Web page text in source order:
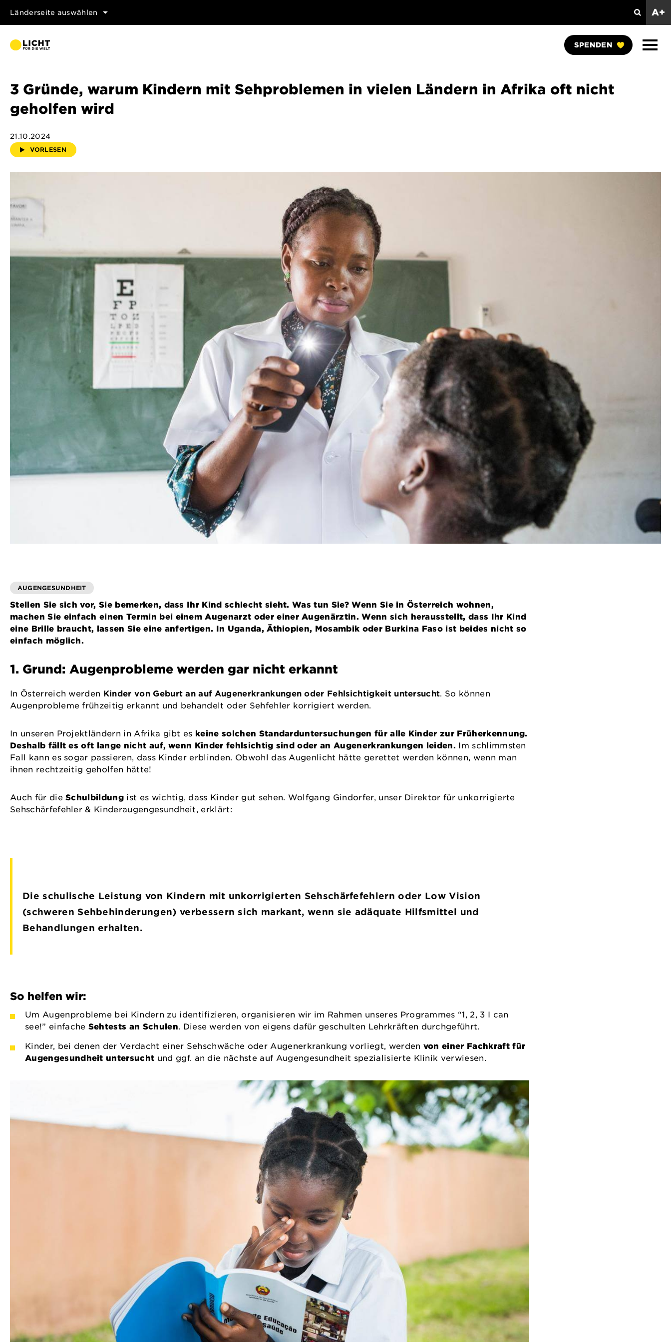
Länderseite auswählen
Suchen
A+
SPENDEN
3 Gründe, warum Kindern mit Sehproblemen in vielen Ländern in Afrika oft nicht
geholfen wird
21.10.2024
VORLESEN
AUGENGESUNDHEIT
Stellen Sie sich vor, Sie bemerken, dass Ihr Kind schlecht sieht. Was tun Sie? Wenn Sie in Österreich wohnen,
machen Sie einfach einen Termin bei einem Augenarzt oder einer Augenärztin. Wenn sich herausstellt, dass Ihr Kind
eine Brille braucht, lassen Sie eine anfertigen. In Uganda, Äthiopien, Mosambik oder Burkina Faso ist beides nicht so
einfach möglich.
1. Grund: Augenprobleme werden gar nicht erkannt
In Österreich werden Kinder von Geburt an auf Augenerkrankungen oder Fehlsichtigkeit untersucht. So können
Augenprobleme frühzeitig erkannt und behandelt oder Sehfehler korrigiert werden.
In unseren Projektländern in Afrika gibt es keine solchen Standarduntersuchungen für alle Kinder zur Früherkennung.
Deshalb fällt es oft lange nicht auf, wenn Kinder fehlsichtig sind oder an Augenerkrankungen leiden. Im schlimmsten
Fall kann es sogar passieren, dass Kinder erblinden. Obwohl das Augenlicht hätte gerettet werden können, wenn man
ihnen rechtzeitig geholfen hätte!
Auch für dieSchulbildung ist es wichtig, dass Kinder gut sehen. Wolfgang Gindorfer, unser Direktor für unkorrigierte
Sehschärfefehler & Kinderaugengesundheit, erklärt:
Die schulische Leistung von Kindern mit unkorrigierten Sehschärfefehlern oder Low Vision
(schweren Sehbehinderungen) verbessern sich markant, wenn sie adäquate Hilfsmittel und
Behandlungen erhalten.
So helfen wir:
Um Augenprobleme bei Kindern zu identifizieren, organisieren wir im Rahmen unseres Programmes “1, 2, 3 I can
see!” einfache Sehtests an Schulen. Diese werden von eigens dafür geschulten Lehrkräften durchgeführt.
Kinder, bei denen der Verdacht einer Sehschwäche oder Augenerkrankung vorliegt, werden von einer Fachkraft für
Augengesundheit untersucht und ggf. an die nächste auf Augengesundheit spezialisierte Klinik verwiesen.